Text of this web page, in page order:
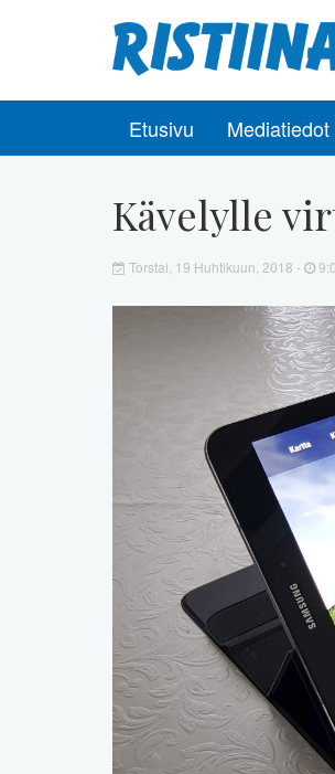
Etusivu Mediatiedot
Kävelylle
Torstai, 19 Huhtikuun, 2018 -